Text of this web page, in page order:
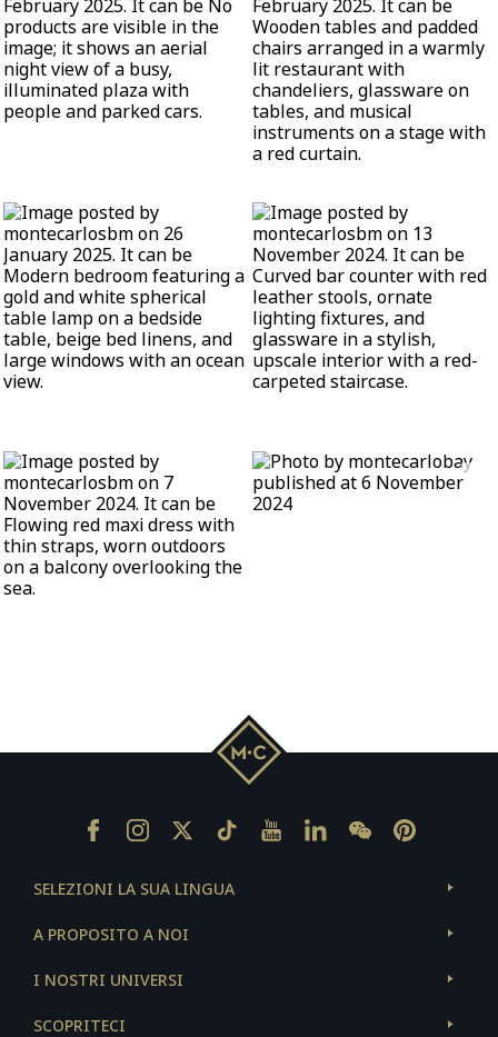
Facebook
INST Twitter Tiktok YoutubeLinkedinWechatPinterest
SELEZIONI LA SUA LINGUA
A PROPOSITO A NOI
I NOSTRI UNIVERSI
SCOPRITECI